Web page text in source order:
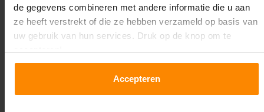
de gegevens combineren met andere informatie die u aan
ze heeft verstrekt of die ze hebben verzameld op basis van
uw gebruik van hun services. Druk op de knop om te
Accepteren